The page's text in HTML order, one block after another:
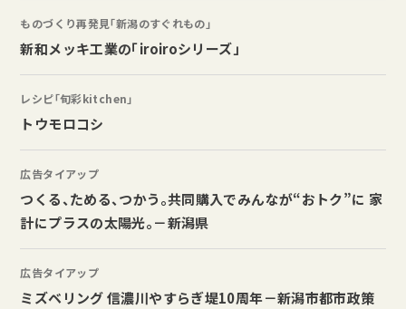
ものづくり再発見「新潟のすぐれもの」
新和メッキ工業の「iroiroシリーズ」
レシピ「旬彩kitchen」
トウモロコシ
広告タイアップ
つくる、ためる、つかう。共同購入でみんなが“おトク”に 家
計にプラスの太陽光。－新潟県
広告タイアップ
ミズベリング 信濃川やすらぎ堤10周年－新潟市都市政策